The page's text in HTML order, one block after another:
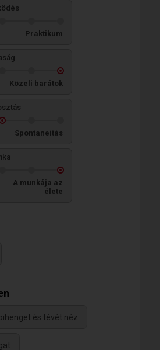
Praktikum
Közeli barátok
Spontaneitás
A munkája az
élete
és tévét néz